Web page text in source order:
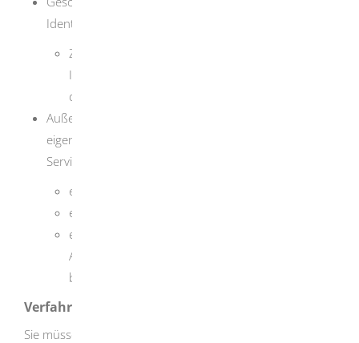
Identifizierungsdiensteanbieter:
Zertifikat des Bundesamtes für
Informationssicherheit (BSI) über die Einhaltung
der Vorgaben
Außerdem brauchen Sie für den Betrieb einen
eigenen eID-Server oder einen Dienstleister als eID-
Service-Provider oder
eine geeignete Software,
ein Lesegerät für das Vor-Ort-Auslesen und
eine geeignete Integration der
Ausweisanwendung in Ihre Website
beziehungsweise Ihr Hintergrundsystem.
Verfahrensablauf
Sie müssen das Berechtigungszertifikat schriftlich oder